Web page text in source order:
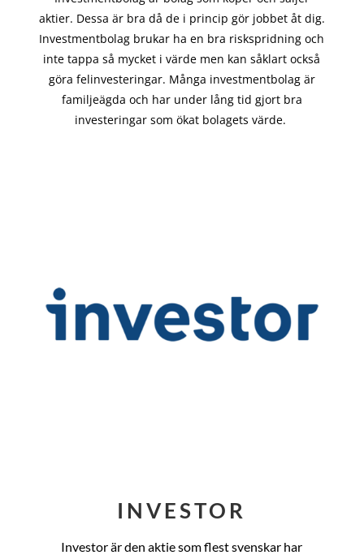
aktier. Dessa är bra då de i princip görjobbet åt dig.
Investmentbolag brukar ha en bra riskspridning och
inte tappa så mycket i värde men kan såklart också
göra felinvesteringar. Många investmentbolag är
familjeägda och har under lång tid gjort bra
investeringar som ökat bolagets värde.
INVESTOR
Investor är den aktie som flest svenskar har